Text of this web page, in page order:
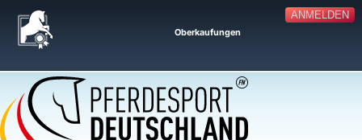
ANMELDEN
Oberkaufungen